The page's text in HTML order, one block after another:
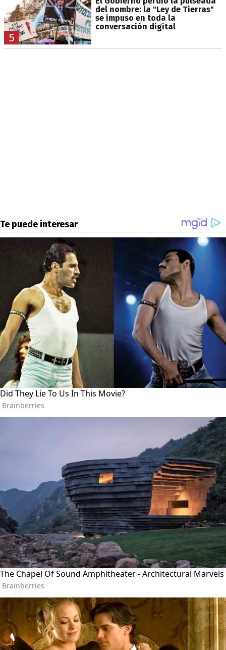
5
del nombre: la "Ley de Tierras"
se impuso en toda la
conversación digital